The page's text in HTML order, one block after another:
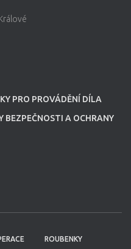
PRO PROVÁDĚNÍ DÍLA
BEZPEČNOSTI A OCHRANY
ROUBENKY